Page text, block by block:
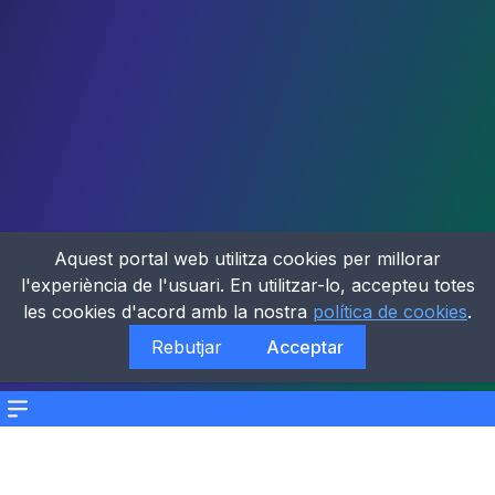
Menu
Aquest portal web utilitza cookies per millorar
l'experiència de l'usuari. En utilitzar-lo, accepteu totes
les cookies d'acord amb la nostra política de cookies.
Rebutjar
Acceptar